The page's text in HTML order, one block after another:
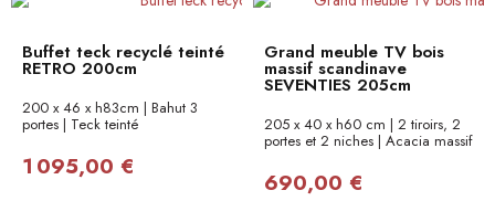
Buffet teck recyclé teinté
RETRO 200cm
200 x 46 x h83cm | Bahut 3
portes | Teck teinté
1 095,00 €
Grand meuble TV bois
massif scandinave
SEVENTIES 205cm
205 x 40 x h60 cm | 2 tiroirs, 2
portes et 2 niches | Acacia massif
690,00 €